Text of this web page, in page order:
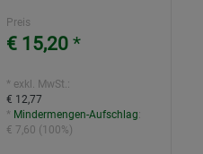
Preis
€ 15,20 *
* exkl. MwSt.:
€ 12,77
* Mindermengen-Aufschlag:
€ 7,60 (100%)